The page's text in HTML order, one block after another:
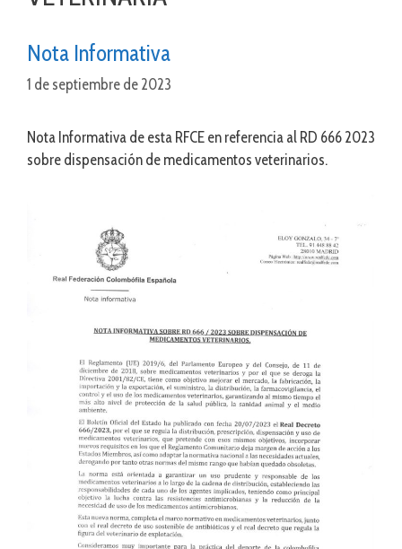
Nota Informativa
1 de septiembre de 2023
Nota Informativa de esta RFCE en referencia al RD 666 2023
sobre dispensación de medicamentos veterinarios.